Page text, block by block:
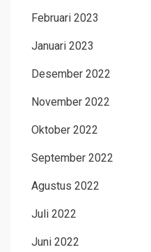
Februari 2023
Januari 2023
Desember 2022
November 2022
Oktober 2022
September 2022
Agustus 2022
Juli 2022
Juni 2022